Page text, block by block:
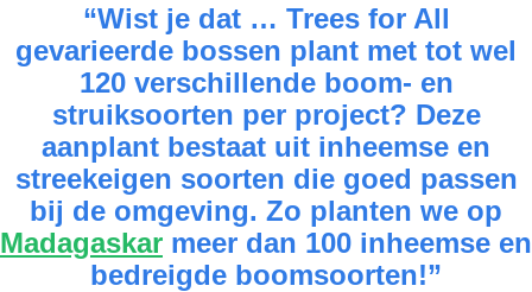
“Wist je dat … Trees for All
gevarieerde bossen plant met tot wel
120 verschillende boom- en
struiksoorten per project? Deze
aanplant bestaat uit inheemse en
streekeigen soorten die goed passen
bij de omgeving. Zo planten we op
Madagaskar meer dan 100 inheemse en
bedreigde boomsoorten!”